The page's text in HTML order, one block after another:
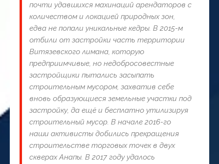
почти удавшихся махинаций арендаторов с
количеством и локацией природных зон,
едва не попали уникальные кедры. В 2015-м
отбили от застройки часть территории
Витязевского лимана, которую
предприимчивые, но недобросовестные
застройщики пытались засыпать
строительным мусором, захватив себе
вновь образующиеся земельные участки под
застройку, да ещё и бесплатно утилизируя
строительный мусор. В начале 2016-го
наши активисты добились прекращения
строительстве торговых точек в двух
скверах Анапы. В 2017 году удалось